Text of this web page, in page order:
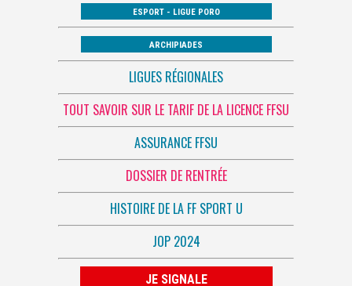
ESPORT - LIGUE PORO
ARCHIPIADES
LIGUES RÉGIONALES
TOUT SAVOIR SUR LE TARIF DE LA LICENCE FFSU
ASSURANCE FFSU
DOSSIER DE RENTRÉE
HISTOIRE DE LA FF SPORT U
JOP 2024
JE SIGNALE